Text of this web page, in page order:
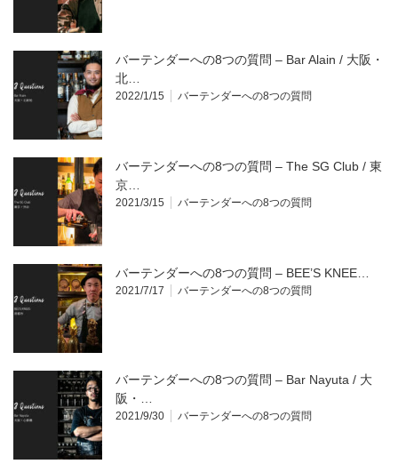
バーテンダーへの8つの質問 – Bar Alain / 大阪・
北…
2022/1/15 バーテンダーへの8つの質問
バーテンダーへの8つの質問 – The SG Club / 東
京…
2021/3/15 バーテンダーへの8つの質問
バーテンダーへの8つの質問 – BEE’S KNEE…
2021/7/17 バーテンダーへの8つの質問
バーテンダーへの8つの質問 – Bar Nayuta / 大
阪・…
2021/9/30 バーテンダーへの8つの質問